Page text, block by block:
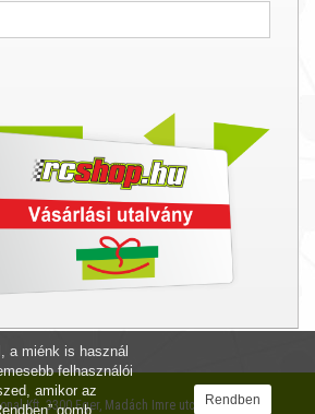
a miénk is használ
felhasználói
amikor az
gomb
Rendben
Kft. 3300 Eger, Madách Imre utca 12. I/4.